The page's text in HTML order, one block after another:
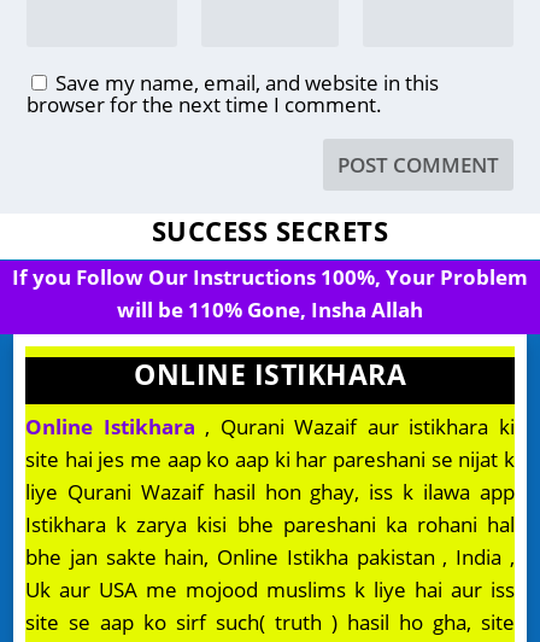
Save my name, email, and website in this
browser for the next time I comment.
SUCCESS SECRETS
If you Follow Our Instructions 100%, Your Problem
will be 110% Gone, Insha Allah
ONLINE ISTIKHARA
Online Istikhara , Qurani Wazaif aur istikhara ki
site hai jes me aap ko aap ki har pareshani se nijat k
liye Qurani Wazaif hasil hon ghay, iss k ilawa app
Istikhara k zarya kisi bhe pareshani ka rohani hal
bhe jan sakte hain, Online Istikha pakistan , India ,
Uk aur USA me mojood muslims k liye hai aur iss
site se aap ko sirf such( truth ) hasil ho gha, site